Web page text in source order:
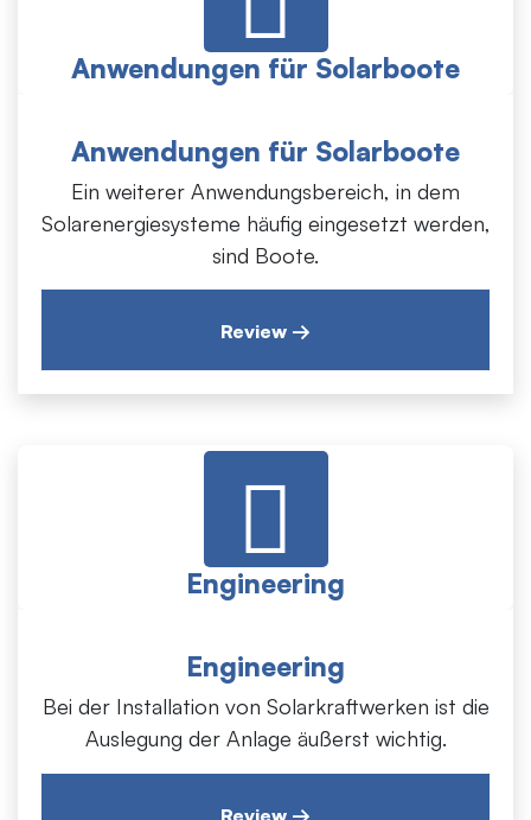
Anwendungen für Solarboote
Solarenergiesysteme häufig eingesetzt werden,
sind Boote.
Anwendungen für Solarboote
Ein weiterer Anwendungsbereich, in dem
Solarenergiesysteme häufig eingesetzt werden,
sind Boote.
Review →
Engineering
Auslegung der Anlage äußerst wichtig.
Engineering
Bei der Installation von Solarkraftwerken ist die
Auslegung der Anlage äußerst wichtig.
Review →